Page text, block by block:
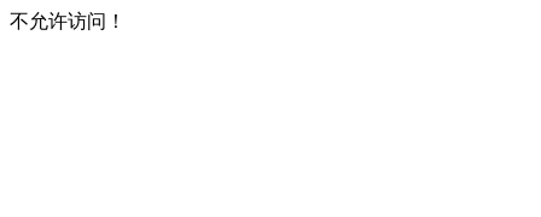
不允许访问！